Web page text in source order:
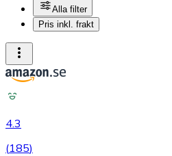
Alla filter
Pris inkl. frakt
4.3
(185)